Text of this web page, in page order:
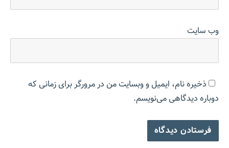
وب‌ سایت
ذخیره نام، ایمیل و وبسایت من در مرورگر برای زمانی که
دوباره دیدگاهی می‌نویسم.